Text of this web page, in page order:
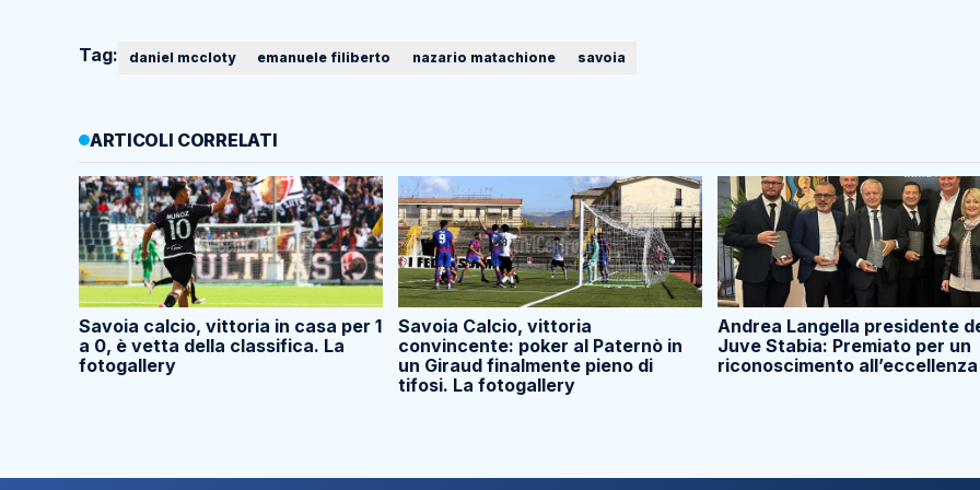
Tag: daniel mccloty emanuele filiberto nazario matachione savoia
ARTICOLI CORRELATI
Savoia calcio, vittoria in casa per 1
a 0, è vetta della classifica. La
fotogallery
Savoia Calcio, vittoria
convincente: poker al Paternò in
un Giraud finalmente pieno di
tifosi. La fotogallery
Andrea Langella presidente
Juve Stabia: Premiato per un
riconoscimento all’eccellenza